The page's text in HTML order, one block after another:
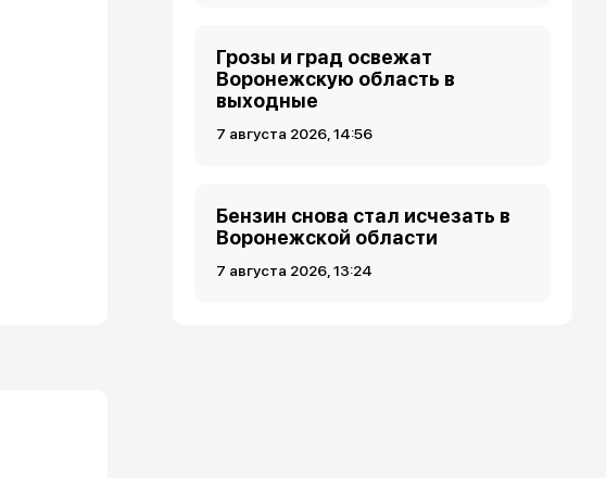
Грозы и град освежат
Воронежскую область в
выходные
7 августа 2026, 14:56
Бензин снова стал исчезать в
Воронежской области
7 августа 2026, 13:24